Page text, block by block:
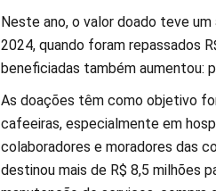
Neste ano, o valor doado teve
2024, quando foram repassados
beneficiadas também aumentou:
As doações têm como objetivo
cafeeiras, especialmente em
colaboradores e moradores das
destinou mais de R$ 8,5 milhões